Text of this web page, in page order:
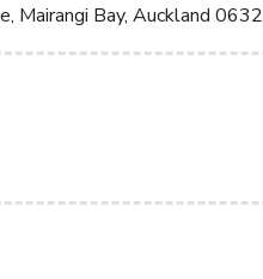
Mairangi Bay, Auckland 0632